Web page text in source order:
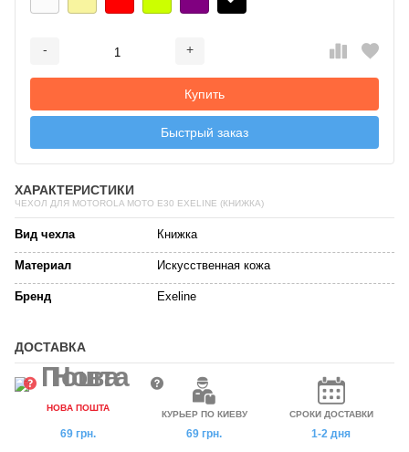
- +
Купить
Быстрый заказ
ХАРАКТЕРИСТИКИ
ЧЕХОЛ ДЛЯ MOTOROLA MOTO E30 EXELINE (КНИЖКА)
Вид чехла Книжка
Материал Искусственная кожа
Бренд Exeline
ДОСТАВКА
НОВА ПОШТА
69 грн.
КУРЬЕР ПО КИЕВУ
69 грн.
СРОКИ ДОСТАВКИ
1-2 дня